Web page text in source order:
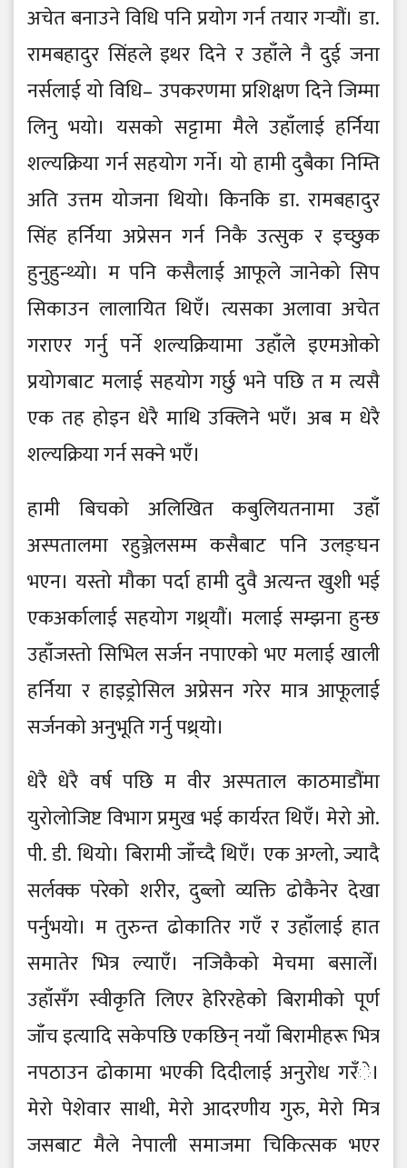
अचेत बनाउने विधि पनि प्रयोग गर्न तयार गर्‍यौं। डा.
रामबहादुर सिंहले इथर दिने र उहाँले नै दुई जना
नर्सलाई यो विधि– उपकरणमा प्रशिक्षण दिने जिम्मा
लिनु भयो। यसको सट्टामा मैले उहाँलाई हर्निया
शल्यक्रिया गर्न सहयोग गर्ने। यो हामी दुबैका निम्ति
अति उत्तम योजना थियो। किनकि डा. रामबहादुर
सिंह हर्निया अप्रेसन गर्न निकै उत्सुक र इच्छुक
हुनुहुन्थ्यो। म पनि कसैलाई आफूले जानेको सिप
सिकाउन लालायित थिएँ। त्यसका अलावा अचेत
गराएर गर्नु पर्ने शल्यक्रियामा उहाँले इएमओको
प्रयोगबाट मलाई सहयोग गर्छु भने पछि त म त्यसै
एक तह होइन धेरै माथि उक्लिने भएँ। अब म धेरै
शल्यक्रिया गर्न सक्ने भएँ।
हामी बिचको अलिखित कबुलियतनामा उहाँ
अस्पतालमा रहुञ्जेलसम्म कसैबाट पनि उलङ्घन
भएन। यस्तो मौका पर्दा हामी दुवै अत्यन्त खुशी भई
एकअर्कालाई सहयोग गथ्र्याैं। मलाई सम्झना हुन्छ
उहाँजस्तो सिभिल सर्जन नपाएको भए मलाई खाली
हर्निया र हाइड्रोसिल अप्रेसन गरेर मात्र आफूलाई
सर्जनको अनुभूति गर्नु पथ्र्याे।
धेरै धेरै वर्ष पछि म वीर अस्पताल काठमाडौंमा
युरोलोजिष्ट विभाग प्रमुख भई कार्यरत थिएँ। मेरो ओ.
पी. डी. थियो। बिरामी जाँच्दै थिएँ। एक अग्लो, ज्यादै
सर्लक्क परेको शरीर, दुब्लो व्यक्ति ढोकैनेर देखा
पर्नुभयो। म तुरुन्त ढोकातिर गएँ र उहाँलाई हात
समातेर भित्र ल्याएँ। नजिकैको मेचमा बसालेँ।
उहाँसँग स्वीकृति लिएर हेरिरहेको बिरामीको पूर्ण
जाँच इत्यादि सकेपछि एकछिन् नयाँ बिरामीहरू भित्र
नपठाउन ढोकामा भएकी दिदीलाई अनुरोध गरँे।
मेरो पेशेवार साथी, मेरो आदरणीय गुरु, मेरो मित्र
जसबाट मैले नेपाली समाजमा चिकित्सक भएर